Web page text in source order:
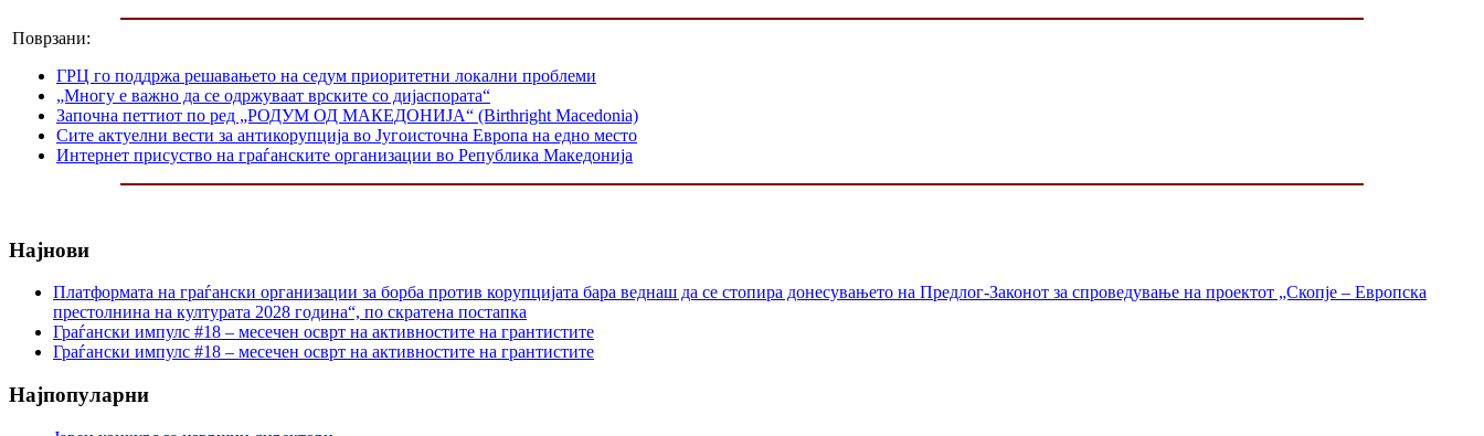
Поврзани:
ГРЦ го поддржа решавањето на седум приоритетни локални проблеми
„Многу е важно да се одржуваат врските со дијаспората“
Започна петтиот по ред „РОДУМ ОД МАКЕДОНИЈА“ (Birthright Macedonia)
Сите актуелни вести за антикорупција во Југоисточна Европа на едно место
Интернет присуство на граѓанските организации во Република Македонија
Најнови
Платформата на граѓански организации за борба против корупцијата бара веднаш да се стопира донесувањето на Предлог-Законот за спроведување на проектот „Скопје – Европска
престолнина на културата 2028 година“, по скратена постапка
Граѓански импулс #18 – месечен осврт на активностите на грантистите
Граѓански импулс #18 – месечен осврт на активностите на грантистите
Најпопуларни